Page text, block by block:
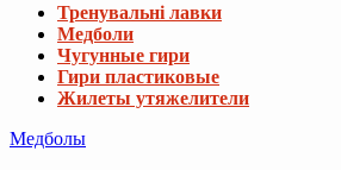
Тренувальні лавки
Медболи
Чугунные гири
Гири пластиковые
Жилеты утяжелители
Медболы